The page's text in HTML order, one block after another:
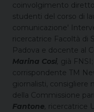
coinvolgimento
studenti del corso di
comunicazione'
ricercatrice Facoltà di
Padova e docente al
Marina Cosi già FNSI;
corrispondente TM
giornalisti, consigliere
della Commissione
Fantone ricercatrice